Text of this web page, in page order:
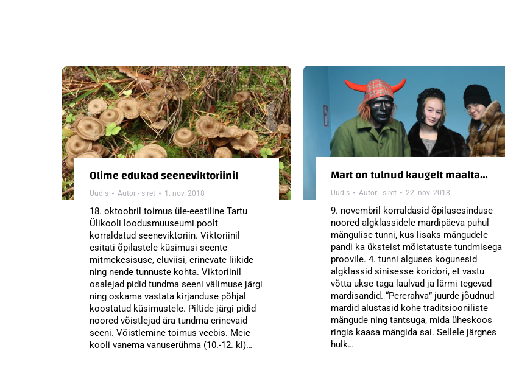
Mart on tulnud kaugelt maalta…
Uudis Autor - siret 22. nov. 2018
9. novembril korraldasid õpilasesinduse
noored algklassidele mardipäeva puhul
mängulise tunni, kus lisaks mängudele
pandi ka üksteist mõistatuste tundmisega
proovile. 4. tunni alguses kogunesid
algklassid sinisesse koridori, et vastu
võtta ukse taga laulvad ja lärmi tegevad
mardisandid. “Pererahva” juurde jõudnud
mardid alustasid kohe traditsiooniliste
mängude ning tantsuga, mida üheskoos
ringis kaasa mängida sai. Sellele järgnes
hulk…
Olime edukad seeneviktoriinil
Uudis Autor - siret 1. nov. 2018
18. oktoobril toimus üle-eestiline Tartu
Ülikooli loodusmuuseumi poolt
korraldatud seeneviktoriin. Viktoriinil
esitati õpilastele küsimusi seente
mitmekesisuse, eluviisi, erinevate liikide
ning nende tunnuste kohta. Viktoriinil
osalejad pidid tundma seeni välimuse järgi
ning oskama vastata kirjanduse põhjal
koostatud küsimustele. Piltide järgi pidid
noored võistlejad ära tundma erinevaid
seeni. Võistlemine toimus veebis. Meie
kooli vanema vanuserühma (10.-12. kl)…